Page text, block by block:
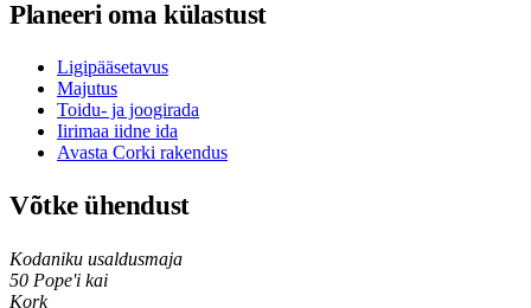
Planeeri oma külastust
Ligipääsetavus
Majutus
Toidu- ja joogirada
Iirimaa iidne ida
Avasta Corki rakendus
Võtke ühendust
Kodaniku usaldusmaja
50 Pope'i kai
Kork